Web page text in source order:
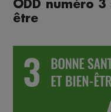
ODD numéro
être